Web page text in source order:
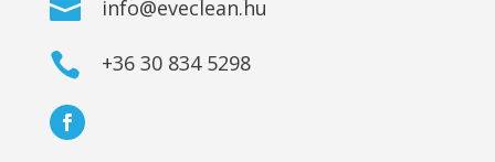
 info@eveclean.hu
 +36 30 834 5298